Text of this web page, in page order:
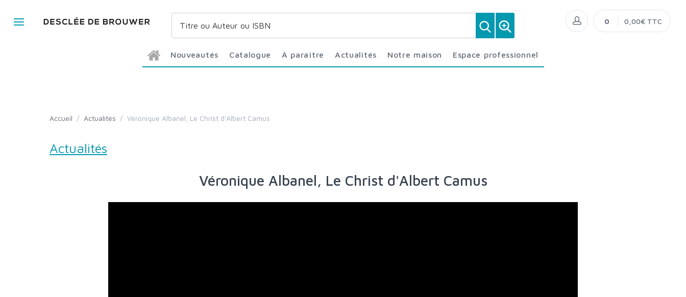
Nouveautés Catalogue À paraître Actualités Notre maison Espace professionnel
0 0,00€ TTC
Accueil / Actualités / Véronique Albanel, Le Christ d'Albert Camus
Actualités
Véronique Albanel, Le Christ d'Albert Camus